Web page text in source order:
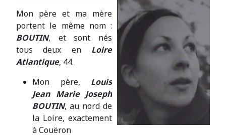
Mon père et ma mère
portent le même nom :
BOUTIN, et sont nés
tous deux en Loire
Atlantique, 44.
Mon père, Louis
Jean Marie Joseph
BOUTIN, au nord de
la Loire, exactement
à Couëron